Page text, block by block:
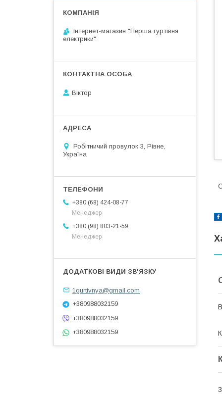
Інтернет-магазин "Перша гуртівня
електрики"
Віктор
Робітничий провулок 3, Рівне,
Україна
+380 (68) 424-08-77
Менеджер
+380 (98) 803-21-59
Менеджер
1gurtivnya@gmail.com
+380988032159
+380988032159
+380988032159